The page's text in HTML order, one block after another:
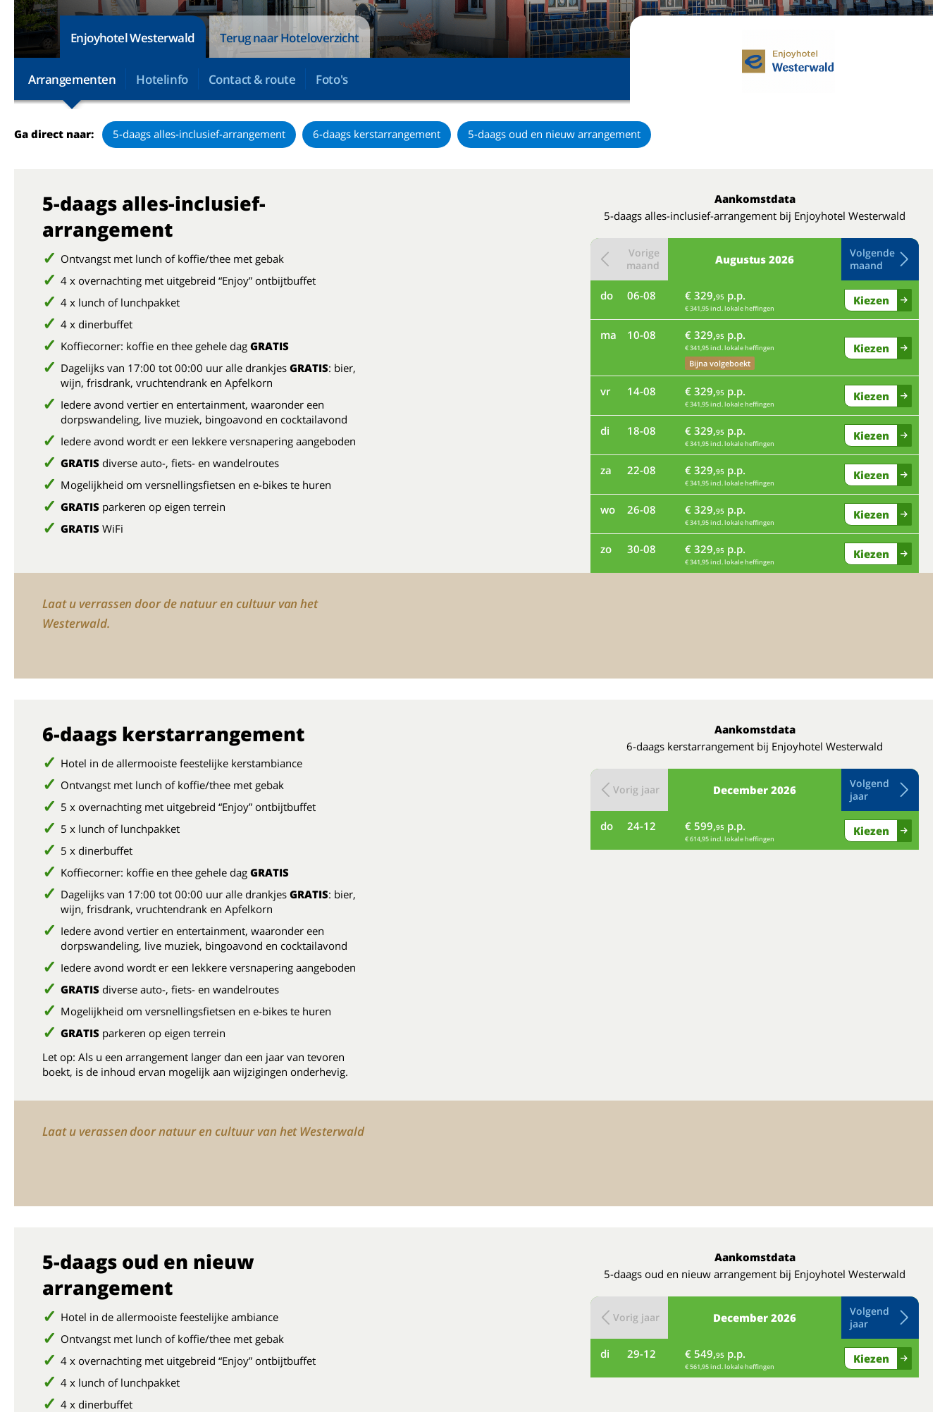
Enjoyhotel Westerwald Terug naar Hoteloverzicht
Arrangementen Hotelinfo Contact & route Foto's
Ga direct naar: 5-daags alles-inclusief-arrangement 6-daags kerstarrangement 5-daags oud en nieuw arrangement
5-daags alles-inclusief-
arrangement
Ontvangst met lunch of koffie/thee met gebak
4 x overnachting met uitgebreid “Enjoy” ontbijtbuffet
4 x lunch of lunchpakket
4 x dinerbuffet
Koffiecorner: koffie en thee gehele dag GRATIS
Dagelijks van 17:00 tot 00:00 uur alle drankjes GRATIS: bier,
wijn, frisdrank, vruchtendrank en Apfelkorn
Iedere avond vertier en entertainment, waaronder een
dorpswandeling, live muziek, bingoavond en cocktailavond
Iedere avond wordt er een lekkere versnapering aangeboden
GRATIS diverse auto-, fiets- en wandelroutes
Mogelijkheid om versnellingsfietsen en e-bikes te huren
GRATIS parkeren op eigen terrein
GRATIS WiFi
Aankomstdata
5-daags alles-inclusief-arrangement bij Enjoyhotel Westerwald
Augustus 2026
Vorige
maand
Volgende
maand
do 06-08 € 329,95 p.p.
€ 341,95 incl. lokale heffingen
Kiezen
ma 10-08 € 329,95 p.p.
€ 341,95 incl. lokale heffingen
Bijna volgeboekt
Kiezen
vr 14-08 € 329,95 p.p.
€ 341,95 incl. lokale heffingen
Kiezen
di 18-08 € 329,95 p.p.
€ 341,95 incl. lokale heffingen
Kiezen
za 22-08 € 329,95 p.p.
€ 341,95 incl. lokale heffingen
Kiezen
wo 26-08 € 329,95 p.p.
€ 341,95 incl. lokale heffingen
Kiezen
zo 30-08 € 329,95 p.p.
€ 341,95 incl. lokale heffingen
Kiezen
Laat u verrassen door de natuur en cultuur van het
Westerwald.
6-daags kerstarrangement
Hotel in de allermooiste feestelijke kerstambiance
Ontvangst met lunch of koffie/thee met gebak
5 x overnachting met uitgebreid “Enjoy” ontbijtbuffet
5 x lunch of lunchpakket
5 x dinerbuffet
Koffiecorner: koffie en thee gehele dag GRATIS
Dagelijks van 17:00 tot 00:00 uur alle drankjes GRATIS: bier,
wijn, frisdrank, vruchtendrank en Apfelkorn
Iedere avond vertier en entertainment, waaronder een
dorpswandeling, live muziek, bingoavond en cocktailavond
Iedere avond wordt er een lekkere versnapering aangeboden
GRATIS diverse auto-, fiets- en wandelroutes
Mogelijkheid om versnellingsfietsen en e-bikes te huren
GRATIS parkeren op eigen terrein
Let op: Als u een arrangement langer dan een jaar van tevoren
boekt, is de inhoud ervan mogelijk aan wijzigingen onderhevig.
Aankomstdata
6-daags kerstarrangement bij Enjoyhotel Westerwald
December 2026
Vorig jaar
Volgend
jaar
do 24-12 € 599,95 p.p.
€ 614,95 incl. lokale heffingen
Kiezen
Laat u verassen door natuur en cultuur van het Westerwald
5-daags oud en nieuw
arrangement
Hotel in de allermooiste feestelijke ambiance
Ontvangst met lunch of koffie/thee met gebak
4 x overnachting met uitgebreid “Enjoy” ontbijtbuffet
4 x lunch of lunchpakket
4 x dinerbuffet
Aankomstdata
5-daags oud en nieuw arrangement bij Enjoyhotel Westerwald
December 2026
Vorig jaar
Volgend
jaar
di 29-12 € 549,95 p.p.
€ 561,95 incl. lokale heffingen
Kiezen